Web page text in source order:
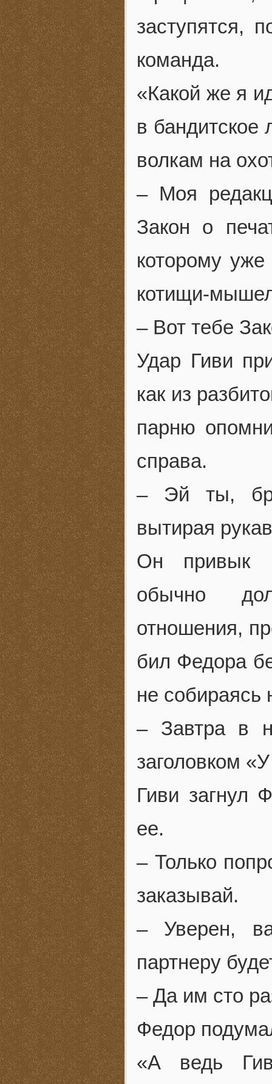
заступятся,
команда.
«Какой же я
в бандитское
волкам на
– Моя
Закон о
которому уже
котищи-
– Вот тебе
Удар Гиви
как из
парню
справа.
– Эй ты,
вытирая
Он привык
обычно
отношения,
бил Федора
не собираясь
– Завтра в
заголовком
Гиви загнул
ее.
– Только
заказывай.
– Уверен,
партнеру
– Да им сто
Федор
«А ведь